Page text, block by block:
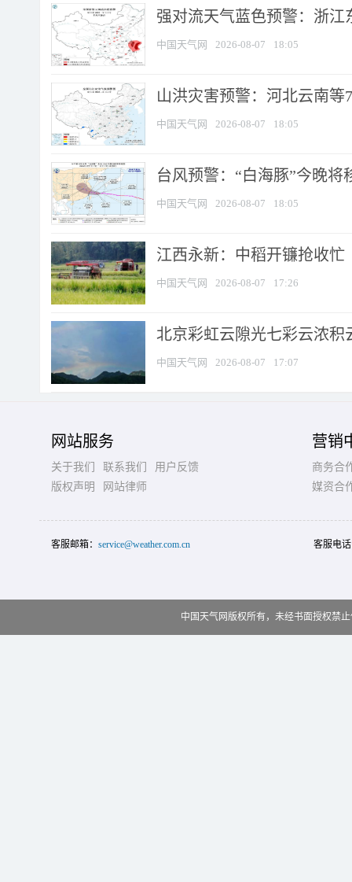
强对流天气蓝色预警：浙江
中国天气网 2026-08-07 18:05
山洪灾害预警：河北云南
中国天气网 2026-08-07 18:05
台风预警：“白海豚”今晚将
中国天气网 2026-08-07 18:05
江西永新：中稻开镰抢收忙
中国天气网 2026-08-07 17:26
北京彩虹云隙光七彩云浓积
中国天气网 2026-08-07 17:07
网站服务
关于我们 联系我们
用户反馈
版权声明
网站律师
营销
商务合
媒资合
客服邮箱： service@weather.com.cn 客服电
中国天气网版权所有，未经书面授权